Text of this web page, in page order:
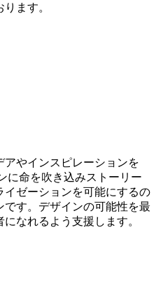
ます。
アやインスピレーションを
に命を吹き込みストーリー
イゼーションを可能にするの
す。デザインの可能性を最
なれるよう支援します。